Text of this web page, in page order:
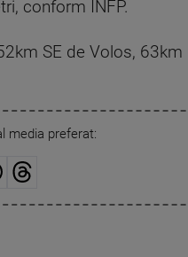
conform INFP.
SE de Volos,
media preferat: